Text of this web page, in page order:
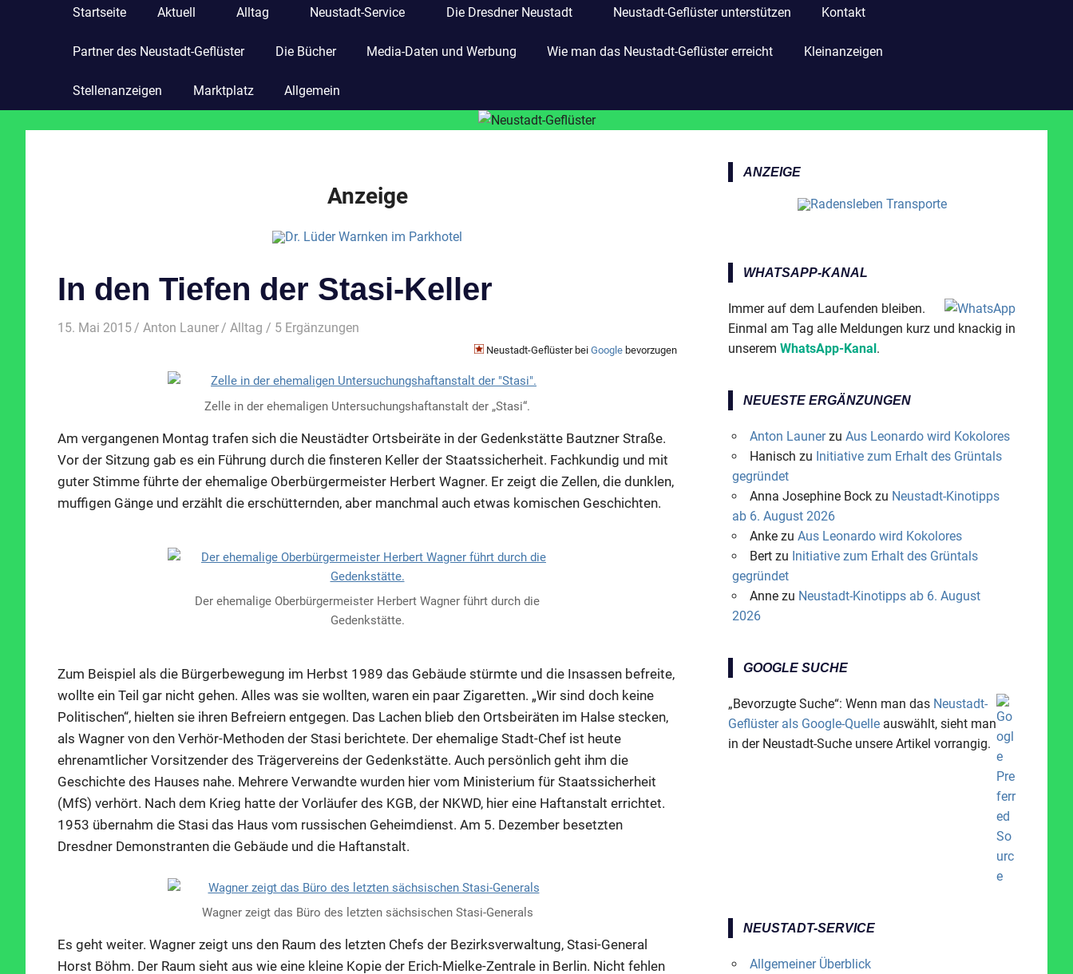
Startseite Aktuell Alltag Neustadt-Service Die Dresdner Neustadt Neustadt-Geflüster unterstützen Kontakt
Partner des Neustadt-Geflüster Die Bücher Media-Daten und Werbung Wie man das Neustadt-Geflüster erreicht Kleinanzeigen
Stellenanzeigen Marktplatz Allgemein
Anzeige
In den Tiefen der Stasi-Keller
15. Mai 2015 Anton Launer Alltag / 5 Ergänzungen
Neustadt-Geflüster bei Google bevorzugen
Zelle in der ehemaligen Untersuchungshaftanstalt der „Stasi“.
Am vergangenen Montag trafen sich die Neustädter Ortsbeiräte in der Gedenkstätte Bautzner Straße.
Vor der Sitzung gab es ein Führung durch die finsteren Keller der Staatssicherheit. Fachkundig und mit
guter Stimme führte der ehemalige Oberbürgermeister Herbert Wagner. Er zeigt die Zellen, die dunklen,
muffigen Gänge und erzählt die erschütternden, aber manchmal auch etwas komischen Geschichten.
Der ehemalige Oberbürgermeister Herbert Wagner führt durch die
Gedenkstätte.
Zum Beispiel als die Bürgerbewegung im Herbst 1989 das Gebäude stürmte und die Insassen befreite,
wollte ein Teil gar nicht gehen. Alles was sie wollten, waren ein paar Zigaretten. „Wir sind doch keine
Politischen“, hielten sie ihren Befreiern entgegen. Das Lachen blieb den Ortsbeiräten im Halse stecken,
als Wagner von den Verhör-Methoden der Stasi berichtete. Der ehemalige Stadt-Chef ist heute
ehrenamtlicher Vorsitzender des Trägervereins der Gedenkstätte. Auch persönlich geht ihm die
Geschichte des Hauses nahe. Mehrere Verwandte wurden hier vom Ministerium für Staatssicherheit
(MfS) verhört. Nach dem Krieg hatte der Vorläufer des KGB, der NKWD, hier eine Haftanstalt errichtet.
1953 übernahm die Stasi das Haus vom russischen Geheimdienst. Am 5. Dezember besetzten
Dresdner Demonstranten die Gebäude und die Haftanstalt.
Wagner zeigt das Büro des letzten sächsischen Stasi-Generals
Es geht weiter. Wagner zeigt uns den Raum des letzten Chefs der Bezirksverwaltung, Stasi-General
Horst Böhm. Der Raum sieht aus wie eine kleine Kopie der Erich-Mielke-Zentrale in Berlin. Nicht fehlen
ANZEIGE
WHATSAPP-KANAL
Immer auf dem Laufenden bleiben.
Einmal am Tag alle Meldungen kurz und knackig in
unserem WhatsApp-Kanal.
NEUESTE ERGÄNZUNGEN
Anton Launerzu Aus Leonardo wird Kokolores
Hanisch zu Initiative zum Erhalt des Grüntals
gegründet
Anna Josephine Bockzu Neustadt-Kinotipps
ab 6. August 2026
Ankezu Aus Leonardo wird Kokolores
Bertzu Initiative zum Erhalt des Grüntals
gegründet
Annezu Neustadt-Kinotipps ab 6. August
2026
GOOGLE SUCHE
„Bevorzugte Suche“: Wenn man das Neustadt-
Geflüster als Google-Quelle auswählt, sieht man
in der Neustadt-Suche unsere Artikel vorrangig.
NEUSTADT-SERVICE
Allgemeiner Überblick